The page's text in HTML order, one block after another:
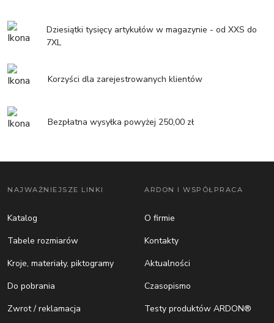
Dziesiątki tysięcy artykułów w magazynie - od XXS do
7XL
Korzyści dla zarejestrowanych klientów
Bezpłatna wysyłka powyżej 250,00 zł
NAJWAŻNIEJSZE LINKI
Katalog
Tabele rozmiarów
Kroje, materiały, piktogramy
Do pobrania
Zwrot / reklamacja
ARDON I WSPÓŁPRACA
O firmie
Kontakty
Aktualności
Czasopismo
Testy produktów ARDON®